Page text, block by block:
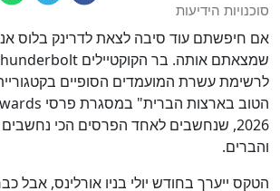
סוכנויות הידיעות
אם חיפשתם עוד סיבה לצאת לדרינק בלוס
לרשימת עשרת המועמדים הסופיים
2026, שנחשבים לאחד הפרסים הכי
והברים.
הטקס ייערך בחודש יולי בניו אורלינס, אבל